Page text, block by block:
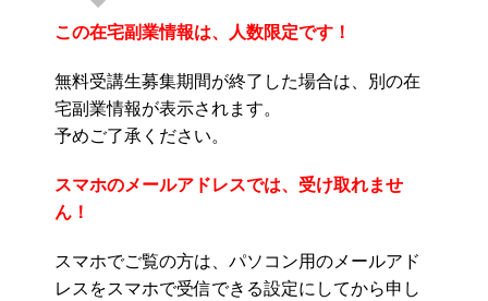
この在宅副業情報は、人数限定です！
無料受講生募集期間が終了した場合は、別の在
宅副業情報が表示されます。
予めご了承ください。
スマホのメールアドレスでは、受け取れませ
ん！
スマホでご覧の方は、パソコン用のメールアド
レスをスマホで受信できる設定にしてから申し